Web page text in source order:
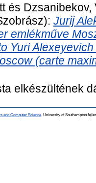
és Dzsanibekov,
Jurij
emlékműve
Yuri
(carte
elkészültének
and Computer Science , University of Southampton